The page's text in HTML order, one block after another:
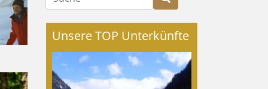
Unsere TOP Unterkünfte